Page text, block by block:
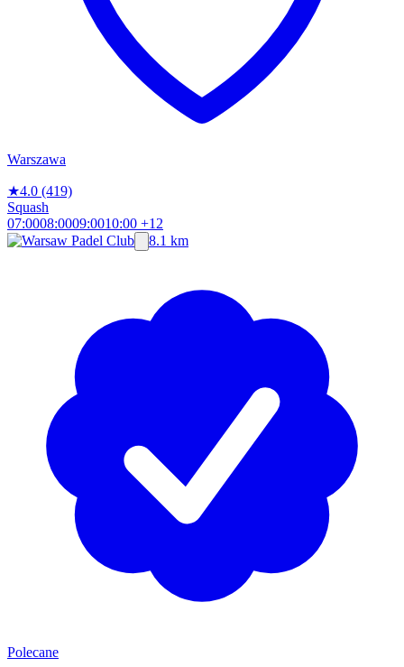
Warszawa
★4.0 (419)
Squash
07:0008:0009:0010:00 +12
8.1 km
Polecane